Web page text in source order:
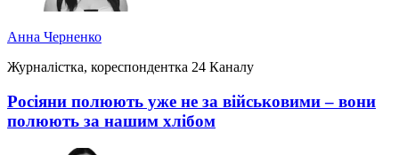
Анна Черненко
Журналістка, кореспондентка 24 Каналу
Росіяни полюють уже не за військовими – вони
полюють за нашим хлібом